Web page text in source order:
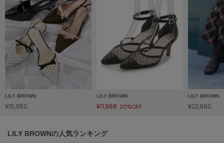
LAATO
ラート
ル
le coq sportif
ルコックスポルティフ
レスポートサック
LILY BROWN
リリーブラウン
LILY BROWN
¥15,950
LILY BROWN
¥11,968 20%OFF
LILY BROWN
¥23,980
LILY BROWNの人気ランキング